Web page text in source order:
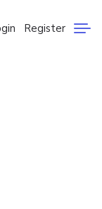
Register